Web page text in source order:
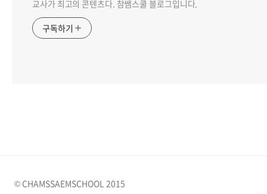
교사가 최고의 콘텐츠다. 참쌤스쿨 블로그입니다.
구독하기
© CHAMSSAEMSCHOOL 2015